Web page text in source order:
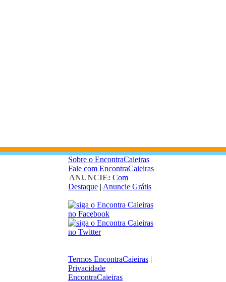
Sobre o EncontraCaieiras
Fale com EncontraCaieiras
ANUNCIE: Com
Destaque | Anuncie Grátis
Termos EncontraCaieiras |
Privacidade
EncontraCaieiras